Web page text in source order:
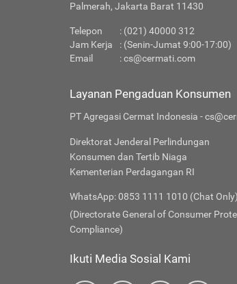
Palmerah, Jakarta Barat 11430
Telepon
: (021) 40000 312
Jam Kerja
: (Senin-Jumat 9:00-17:00)
Email
:cs@cermati.com
Layanan Pengaduan Konsumen
PT Agregasi Cermat Indonesia -
Direktorat Jenderal Perlindungan
Konsumen dan Tertib Niaga
Kementerian Perdagangan RI
WhatsApp: 0853 1111 1010 (Chat Only)
(Directorate General of Consumer
Compliance)
Ikuti Media Sosial Kami